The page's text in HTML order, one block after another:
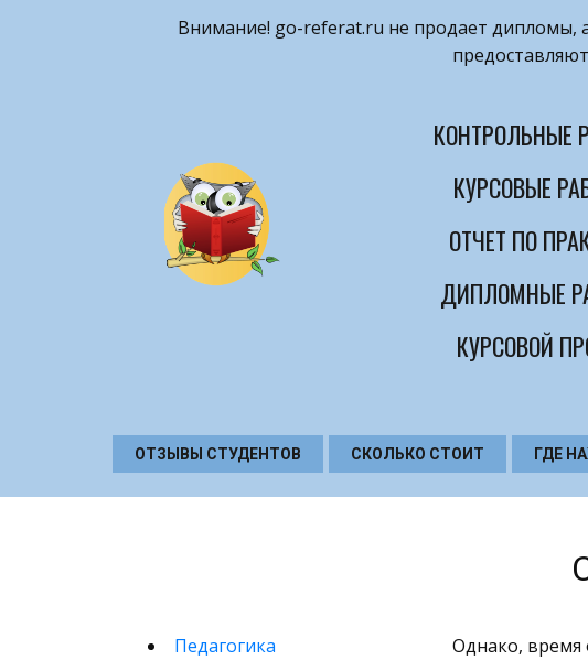
Внимание! ​go-referat.ru не продает дипломы,
КОНТРОЛЬНЫЕ
КУРСОВЫЕ
ОТЧЕТ ПО
ДИПЛОМНЫЕ
КУРСОВОЙ
ОТЗЫВЫ СТУДЕНТОВ СКОЛЬКО СТОИТ ГДЕ
Педагогика
Однако, время